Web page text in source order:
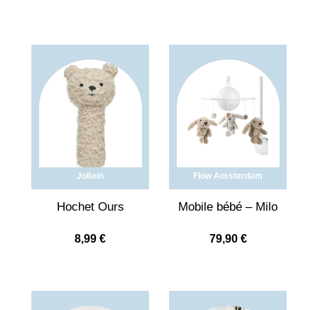
Jollein
Hochet Ours
8,99 €
Flow Amsterdam
Mobile bébé – Milo
79,90 €